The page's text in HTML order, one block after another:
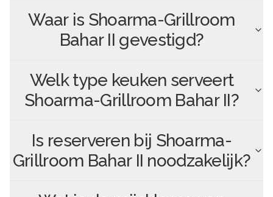
Waar is Shoarma-Grillroom
Bahar II gevestigd?
Welk type keuken serveert
Shoarma-Grillroom Bahar II?
Is reserveren bij Shoarma-
Grillroom Bahar II noodzakelijk?